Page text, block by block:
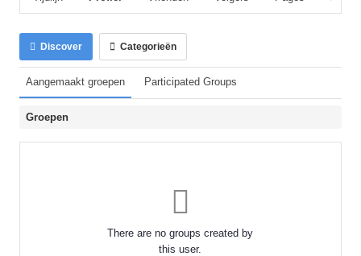
Discover Categorieën
Aangemaakt groepen Participated Groups
Groepen
There are no groups created by
this user.